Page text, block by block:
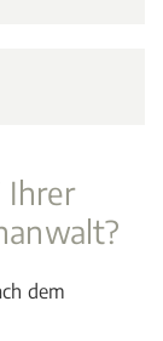
Ihrer
dem